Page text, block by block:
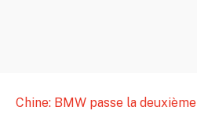
Chine: BMW passe la deuxième